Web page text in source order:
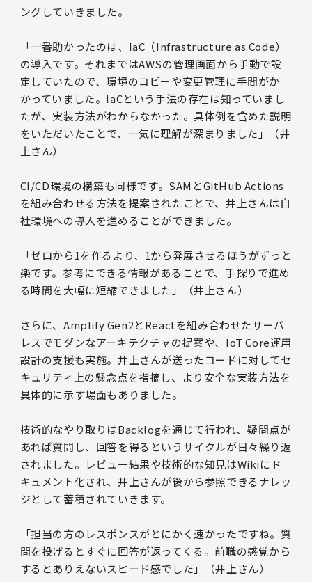
ングしていきました。
「一番助かったのは、IaC（Infrastructure as Code）
の導入です。それまではAWSの管理画面から手動で設
定していたので、環境のコピーや変更管理に手間がか
かっていました。IaCという手法の存在は知っていまし
たが、実装方法がわからなかった。具体例を含めた説明
をいただいたことで、一気に理解が深まりました」（井
上さん）
CI/CD環境の構築も同様です。SAMとGitHub Actions
を組み合わせる方法を提案されたことで、井上さんは自
社環境への導入を進めることができました。
「ゼロから1を作るより、1から発展させるほうがずっと
楽です。参考にできる情報があることで、手探りで進め
る時間を大幅に短縮できました」（井上さん）
さらに、Amplify Gen2とReactを組み合わせたサーバ
レスでモダンなアーキテクチャの提案や、IoT Core運用
設計の支援も実施。井上さんが送ったコードに対してセ
キュリティ上の懸念点を指摘し、より安全な実装方法を
具体的に示す場面もありました。
技術的なやり取りはBacklogを通じて行われ、疑問点が
あれば質問し、回答を得るというサイクルが日々繰り返
されました。レビュー結果や技術的な知見はWikiにド
キュメント化され、井上さんが後から参照できるナレッ
ジとして蓄積されていきます。
「担当の方のレスポンスがとにかく速かったですね。質
問を投げるとすぐに回答が返ってくる。前職の感覚から
するとありえないスピード感でした」（井上さん）